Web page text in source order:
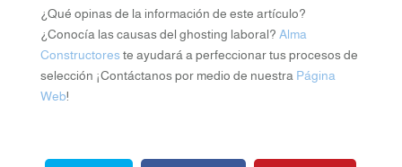
¿Qué opinas de la información de este artículo?
¿Conocía las causas del ghosting laboral? Alma
Constructores te ayudará a perfeccionar tus procesos de
selección ¡Contáctanos por medio de nuestra Página
Web!